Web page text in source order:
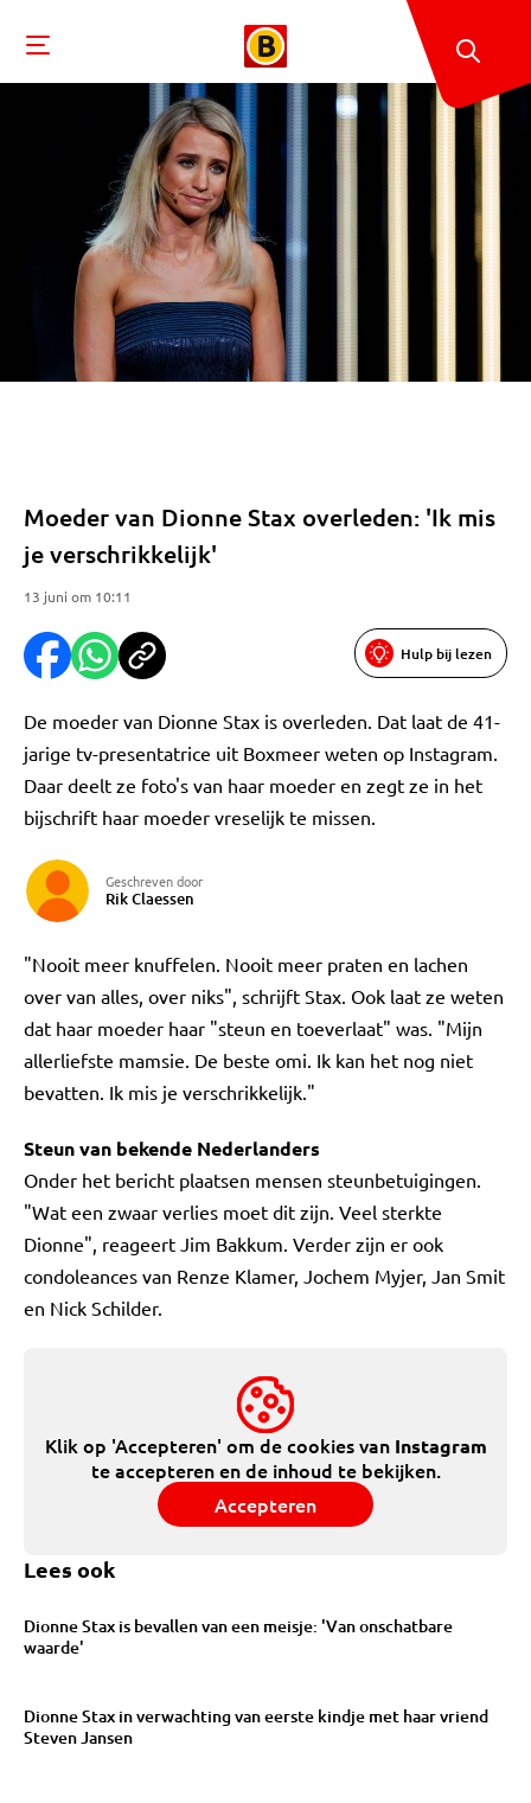
Moeder van Dionne Stax overleden: 'Ik mis
je verschrikkelijk'
13 juni om 10:11
Hulp bij lezen
De moeder van Dionne Stax is overleden. Dat laat de 41-
jarige tv-presentatrice uit Boxmeer weten op Instagram.
Daar deelt ze foto's van haar moeder en zegt ze in het
bijschrift haar moeder vreselijk te missen.
Geschreven door
Rik Claessen
"Nooit meer knuffelen. Nooit meer praten en lachen
over van alles, over niks", schrijft Stax. Ook laat ze weten
dat haar moeder haar "steun en toeverlaat" was. "Mijn
allerliefste mamsie. De beste omi. Ik kan het nog niet
bevatten. Ik mis je verschrikkelijk."
Steun van bekende Nederlanders
Onder het bericht plaatsen mensen steunbetuigingen.
"Wat een zwaar verlies moet dit zijn. Veel sterkte
Dionne", reageert Jim Bakkum. Verder zijn er ook
condoleances van Renze Klamer, Jochem Myjer, Jan Smit
en Nick Schilder.
Klik op 'Accepteren' om de cookies van Instagram
te accepteren en de inhoud te bekijken.
Accepteren
Lees ook
Dionne Stax is bevallen van een meisje: 'Van onschatbare
waarde'
Dionne Stax in verwachting van eerste kindje met haar vriend
Steven Jansen